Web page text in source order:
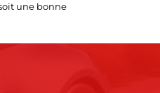
une bonne